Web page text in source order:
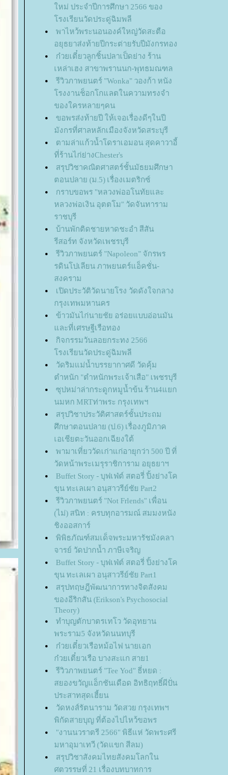
หม่ ประจำปีการศึกษา 2566 ของ
รงเรียนวัดประดู่ฉิมพลี
พาไหว้พระนอนองค์ใหญ่วัดสะตือ
อยุธยาส่งท้ายปีกระต่ายรับปีมังกรทอง
ก๋วยเตี๋ยวลูกชิ้นปลาเป็ดย่าง ร้าน
เหล่าเฮง สาขาพรานนก-พุทธมณฑล
รีวิวภาพยนตร์ "Wonka" วองก้า หนัง
รงงานช็อกโกแลตในความทรงจำ
ของใครหลายๆคน
ขอพรส่งท้ายปี ให้เจอเรื่องดีๆในปี
มังกรที่ศาลหลักเมืองจังหวัดสระบุรี
ตามล่าแก้วน้ำโดราเอมอน สุดคาวาอี้
ที่ร้านไก่ย่างChester's
สรุปวิชาคณิตศาสตร์ชั้นมัธยมศึกษา
ตอนปลาย (ม.5) เรื่องเมตริกซ์
กราบขอพร "หลวงพ่ออโนทัยและ
หลวงพ่อเงิน อุตตโม" วัดจันทาราม
ราชบุรี
บ้านพักติดชายหาดชะอำ สีสัน
รีสอร์ท จังหวัดเพชรบุรี
รีวิวภาพยนตร์ "Napoleon" จักรพร
รดินโปเลียน ภาพยนตร์แอ็คชั่น-
สงคราม
เปิดประวัติวัดนายโรง วัดดังใจกลาง
กรุงเทพมหานคร
ข้าวมันไก่นายชัย อร่อยแบบอ่อนมัน
ละที่เศรษฐีเรือทอง
กิจกรรมวันลอยกระทง 2566
รงเรียนวัดประดู่ฉิมพลี
วัดริมแม่น้ำบรรยากาศดี วัดคุ้ม
ตำหนัก "ตำหนักพระเจ้าเสือ" เพชรบุรี
ซุปหม่าล่ากระดูกหมูน้ำข้น ร้าน4แยก
นมหก MRTท่าพระ กรุงเทพฯ
สรุปวิชาประวัติศาสตร์ชั้นประถม
ศึกษาตอนปลาย (ป.6) เรื่องภูมิภาค
เอเชียตะวันออกเฉียงใต้
พามาเที่ยววัดเก่าแก่อายุกว่า 500 ปี ที่
วัดหน้าพระเมรุราชิการาม อยุธยาฯ
Buffet Story - บุฟเฟ่ต์ สตอรี่ ปิ้งย่างโค
ขุน ทะเลเผา อนุสาวรีย์ชัย Part2
รีวิวภาพยนตร์ "Not Frlends" เพื่อน
(ไม่) สนิท : ครบทุกอารมณ์ สมมงหนัง
ชิงออสการ์
พิพิธภัณฑ์สมเด็จพระมหารัชมังคลา
จารย์ วัดปากน้ำ ภาษีเจริญ
Buffet Story - บุฟเฟ่ต์ สตอรี่ ปิ้งย่างโค
ขุน ทะเลเผา อนุสาวรีย์ชัย Part1
สรุปทฤษฎีพัฒนาการทางจิตสังคม
ของอีริกสัน (Erikson's Psychosocial
Theory)
ทำบุญตักบาตรเทโว วัดอุทยาน
พระราม5 จังหวัดนนทบุรี
ก๋วยเตี๋ยวเรือหม้อไฟ นายเอก
ก๋วยเตี๋ยวเรือ บางสะแก สาย1
รีวิวภาพยนตร์ "Tee Yod" ธี่หยด :
สยองขวัญแอ็กชันเดือด อิทธิฤทธิ์ผีปั่น
ประสาทสุดเฮี้ยน
วัดหงส์รัตนาราม วัดสวย กรุงเทพฯ
พิกัดสายบุญ ที่ต้องไปไหว้ขอพร
"งานนวราตรี 2566" พิธีแห่ วัดพระศรี
มหาอุมาเทวี (วัดแขก สีลม)
สรุปวิชาสังคมไทยสังคมโลกใน
ศตวรรษที่ 21 เรื่องบทบาทการ